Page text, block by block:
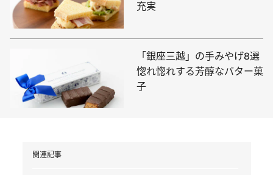
充実
「銀座三越」の手みやげ8選
惚れ惚れする芳醇なバター菓
子
関連記事